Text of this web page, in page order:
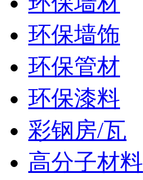
环保墙饰
环保管材
环保漆料
彩钢房/瓦
高分子材料